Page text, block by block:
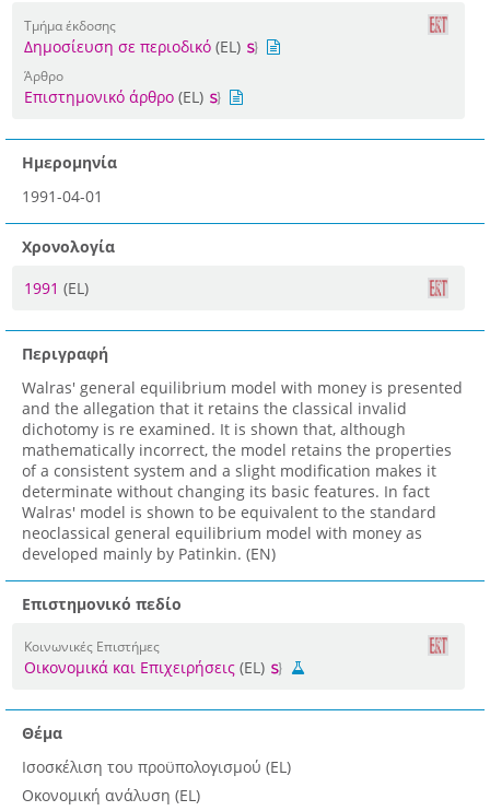
Τμήμα έκδοσης
Δημοσίευση σε περιοδικό (EL)
Άρθρο
Επιστημονικό άρθρο (EL)
Ημερομηνία
1991-04-01
Χρονολογία
1991 (EL)
Περιγραφή
Walras' general equilibrium model with money is presented
and the allegation that it retains the classical invalid
dichotomy is re examined. It is shown that, although
mathematically incorrect, the model retains the properties
of a consistent system and a slight modification makes it
determinate without changing its basic features. In fact
Walras' model is shown to be equivalent to the standard
neoclassical general equilibrium model with money as
developed mainly by Patinkin. (EN)
Επιστημονικό πεδίο
Κοινωνικές Επιστήμες
Οικονομικά και Επιχειρήσεις (EL)
Θέμα
Ισοσκέλιση του προϋπολογισμού (EL)
Οκονομική ανάλυση (EL)